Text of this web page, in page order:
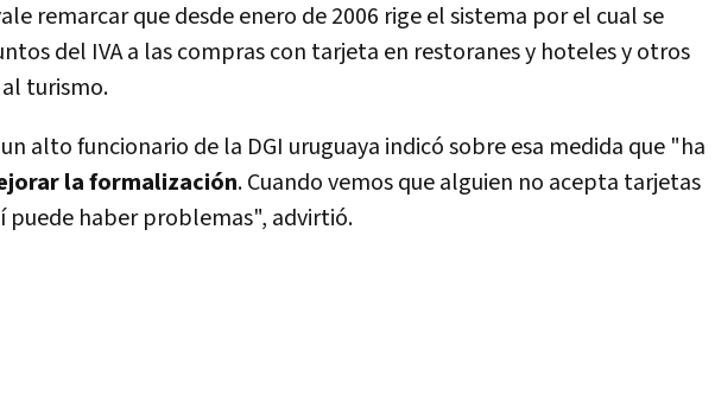
remarcar que desde enero de 2006 rige el sistema por el cual se
del IVA a las compras con tarjeta en restoranes y hoteles y otros
turismo.
alto funcionario de la DGI uruguaya indicó sobre esa medida que "ha
la formalización. Cuando vemos que alguien no acepta tarjetas
puede haber problemas", advirtió.